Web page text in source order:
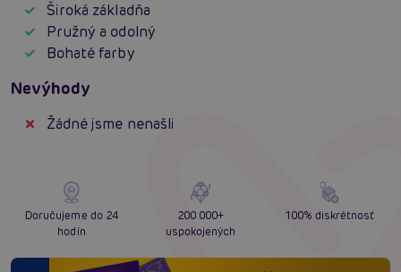
Široká základňa
Pružný a odolný
Bohaté farby
Nevýhody
Žádné jsme nenašli
Doručujeme do 24
hodín
200 000+
uspokojených
100% diskrétnosť